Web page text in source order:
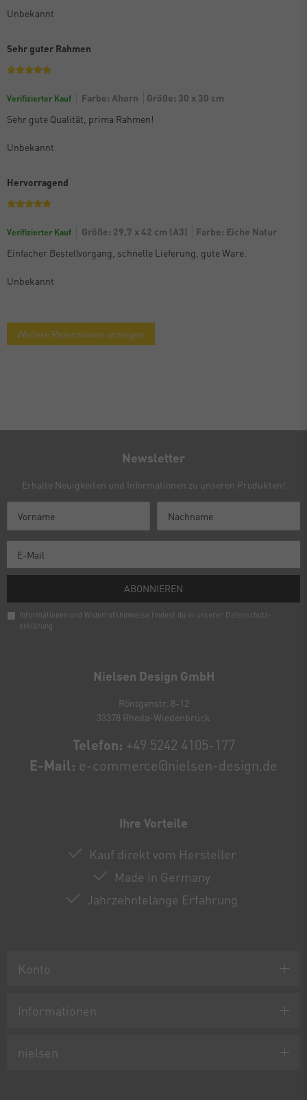
Unbekannt
Sehr guter Rahmen
Verifizierter Kauf Farbe: Ahorn
Größe: 30 x 30 cm
Sehr gute Qualität, prima Rahmen!
Unbekannt
Hervorragend
Verifizierter Kauf Größe: 29,7 x 42 cm (A3)
Farbe: Eiche Natur
Einfacher Bestellvorgang, schnelle Lieferung, gute Ware.
Unbekannt
Weitere Rezensionen anzeigen
Nielsen Design GmbH
Röntgenstr. 8-12
33378 Rheda-Wiedenbrück
Telefon: +49 5242 4105-177
E-Mail: e-commerce@nielsen-design.de
Ihre Vorteile
Kauf direkt vom Hersteller
Made in Germany
Jahrzehntelange Erfahrung
Konto
Informationen
nielsen
Newsletter
Erhalte Neuigkeiten und Informationen zu unseren Produkten!
ABONNIEREN
Informationen und Widerrufshinweise findest du in unserer Daten­schutz­
erklärung